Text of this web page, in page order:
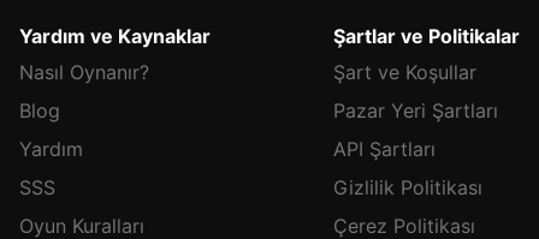
Yardım ve Kaynaklar
Nasıl Oynanır?
Blog
Yardım
SSS
Oyun Kuralları
Şartlar ve Politikalar
Şart ve Koşullar
Pazar Yeri Şartları
API Şartları
Gizlilik Politikası
Çerez Politikası